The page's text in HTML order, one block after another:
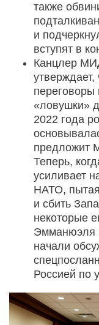
также
и
вступят в
Канцлер
переговоры
«ловушки»
2022 года
предложит
Теперь,
усиливает
НАТО,
и сбить
некоторые
Эмманюэля
начали
Россией по